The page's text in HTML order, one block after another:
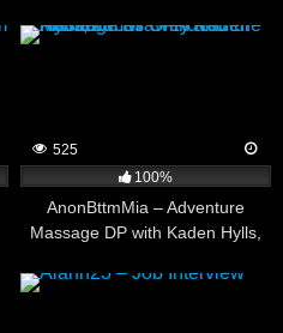
525
100%
AnonBttmMia – Adventure
Massage DP with Kaden Hylls,